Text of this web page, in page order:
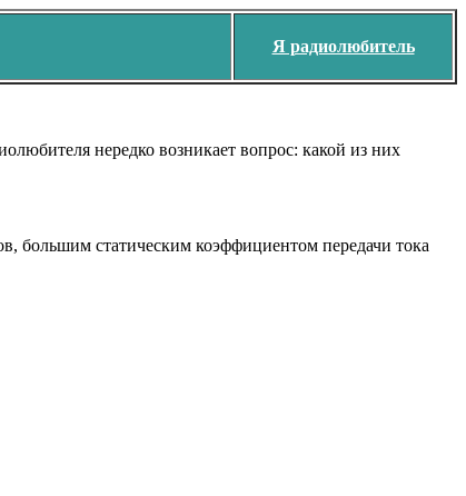
Я радиолюбитель
нередко возникает вопрос: какой из них
большим статическим коэффициентом передачи тока